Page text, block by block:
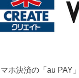
ホ決済の「au PAY